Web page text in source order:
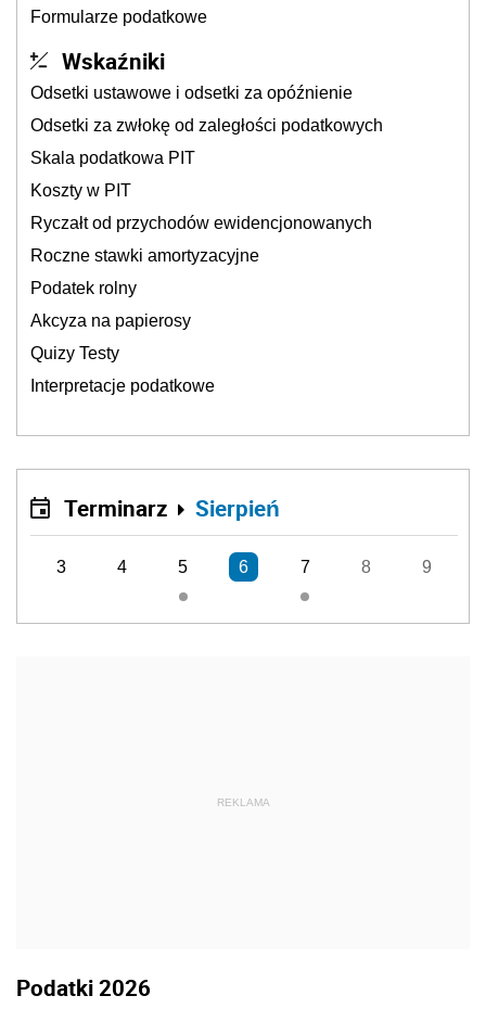
Formularze podatkowe
Wskaźniki
Odsetki ustawowe i odsetki za opóźnienie
Odsetki za zwłokę od zaległości podatkowych
Skala podatkowa PIT
Koszty w PIT
Ryczałt od przychodów ewidencjonowanych
Roczne stawki amortyzacyjne
Podatek rolny
Akcyza na papierosy
Quizy Testy
Interpretacje podatkowe
Terminarz Sierpień
3 4 5 6 7 8 9
REKLAMA
Podatki 2026